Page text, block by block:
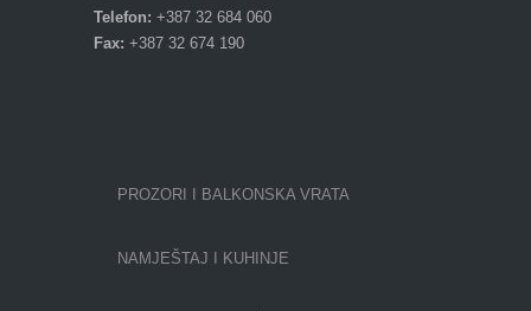
Telefon: +387 32 684 060
Fax: +387 32 674 190
PROZORI I BALKONSKA VRATA
NAMJEŠTAJ I KUHINJE